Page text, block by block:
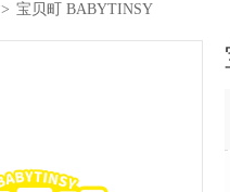
> 宝贝町 BABYTINSY